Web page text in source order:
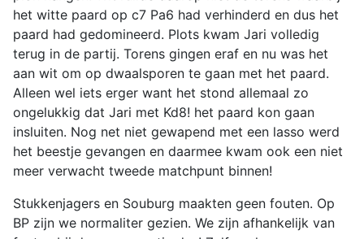
het witte paard op c7 Pa6 had verhinderd en dus het
paard had gedomineerd. Plots kwam Jari volledig
terug in de partij. Torens gingen eraf en nu was het
aan wit om op dwaalsporen te gaan met het paard.
Alleen wel iets erger want het stond allemaal zo
ongelukkig dat Jari met Kd8! het paard kon gaan
insluiten. Nog net niet gewapend met een lasso werd
het beestje gevangen en daarmee kwam ook een niet
meer verwacht tweede matchpunt binnen!
Stukkenjagers en Souburg maakten geen fouten. Op
BP zijn we normaliter gezien. We zijn afhankelijk van